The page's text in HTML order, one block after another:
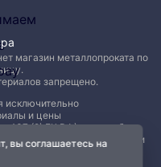
вы соглашаетесь на
магазин металлопроката по
запрещено.
исключительно
и цены
437 (2) ГК РФ)и могут быть
наличия, характеристик и
продаж.